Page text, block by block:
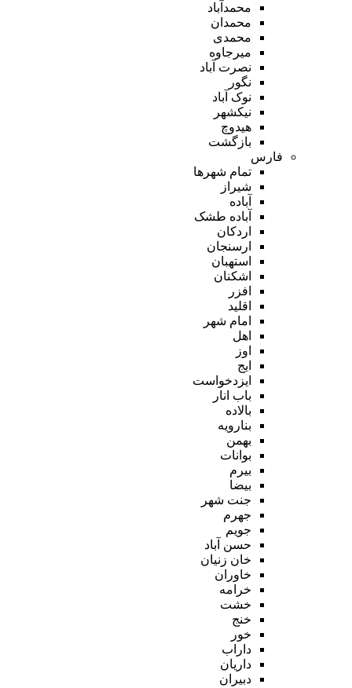
محمدآباد
محمدان
محمدی
میرجاوه
نصرت آباد
نگور
نوک آباد
نیکشهر
هیدوچ
بازگشت
فارس
تمام شهر‌ها
شیراز
آباده
آباده طشک
اردکان
ارسنجان
استهبان
اشکنان
افزر
اقلید
امام شهر
اهل
اوز
ایج
ایزدخواست
باب انار
بالاده
بنارویه
بهمن
بوانات
بیرم
بیضا
جنت شهر
جهرم
جویم
حسن آباد
خان زنیان
خاوران
خرامه
خشت
خنج
خور
داراب
داریان
دبیران